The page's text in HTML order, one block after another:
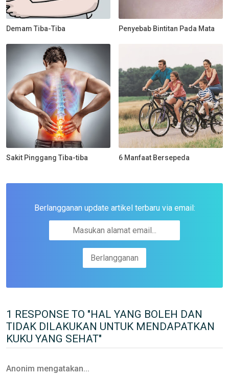
Demam Tiba-Tiba Penyebab Bintitan Pada Mata
Sakit Pinggang Tiba-tiba 6 Manfaat Bersepeda
Berlangganan update artikel terbaru via email:
1 RESPONSE TO "HAL YANG BOLEH DAN
TIDAK DILAKUKAN UNTUK MENDAPATKAN
KUKU YANG SEHAT"
Anonim mengatakan...